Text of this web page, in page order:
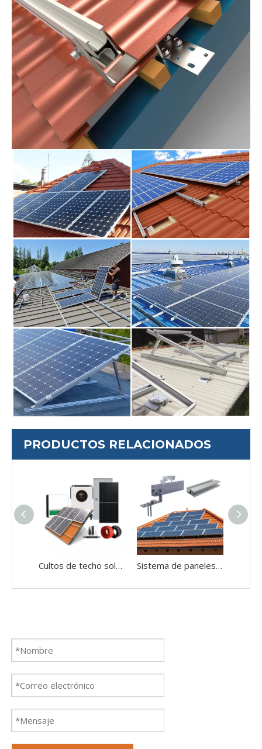
PRODUCTOS RELACIONADOS
Cultos de techo solar Techo doméstico Kit de energía solar Panel solar Sistema de energía solar Sistema de paneles solares Caminaje de gancho fijo soportes de montaje del techo para la estructura de montaje del techo de baldosas solares